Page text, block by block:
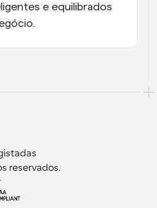
e equilibrados
reservados.